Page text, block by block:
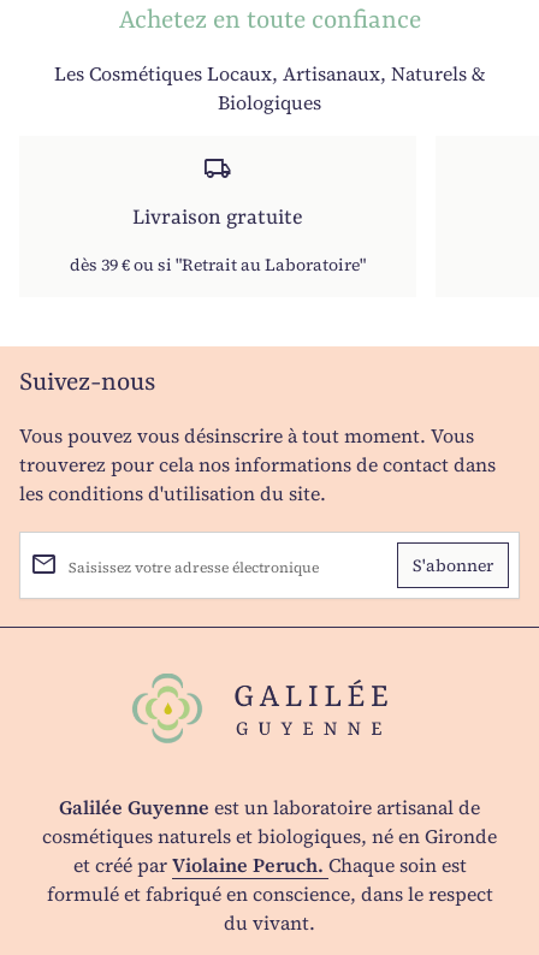
Achetez en toute confiance
Les Cosmétiques Locaux, Artisanaux, Naturels &
Biologiques
local_shipping
Livraison gratuite
dès 39 € ou si "Retrait au Laboratoire"
Suivez-nous
Vous pouvez vous désinscrire à tout moment. Vous
trouverez pour cela nos informations de contact dans
les conditions d'utilisation du site.
Saisissez votre adresse électronique
email
Accueil
Galilée Guyenne est un laboratoire artisanal de
cosmétiques naturels et biologiques, né en Gironde
et créé parViolaine Peruch. Chaque soin est
formulé et fabriqué en conscience, dans le respect
du vivant.